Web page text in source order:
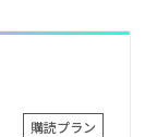
購読プラン